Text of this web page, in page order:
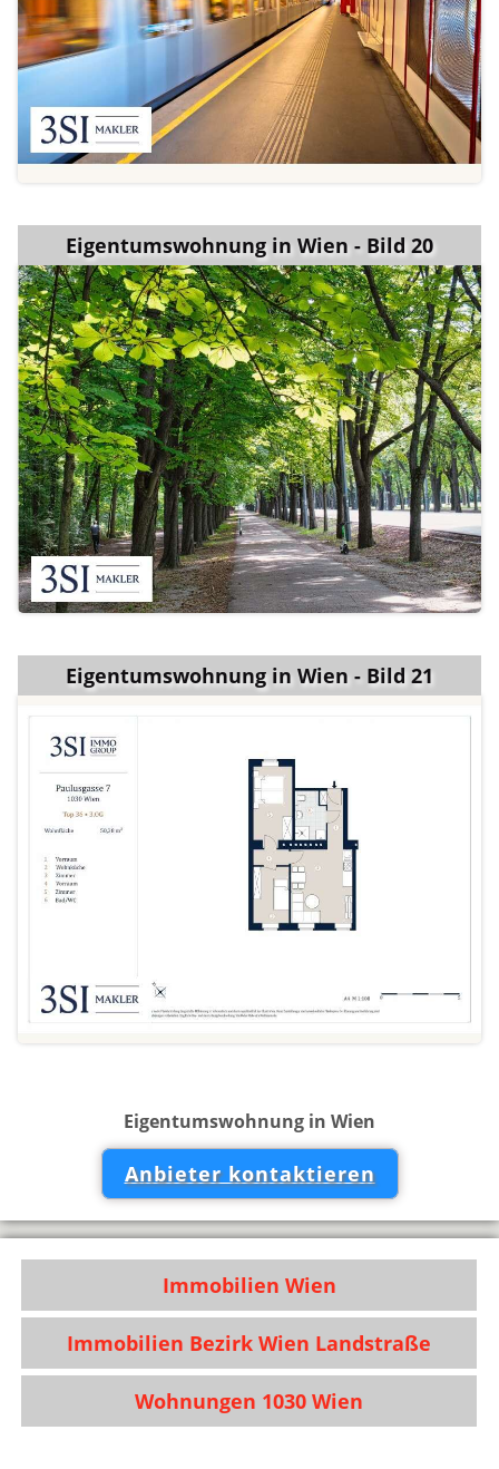
Eigentumswohnung in Wien - Bild 20
Eigentumswohnung in Wien - Bild 21
Eigentumswohnung in Wien
Anbieter kontaktieren
Immobilien Wien
Immobilien Bezirk Wien Landstraße
Wohnungen 1030 Wien